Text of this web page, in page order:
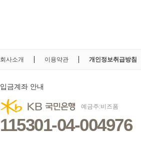
회사소개 이용약관 개인정보취급방침
입금계좌 안내
예금주:비즈폼
115301-04-004976